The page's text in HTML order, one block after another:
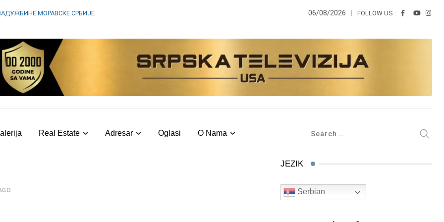
МОРАВСКЕ СРБИЈЕ 06/08/2026 FOLLOW US :
Real Estate Adresar Oglasi O Nama
JEZIK
Serbian